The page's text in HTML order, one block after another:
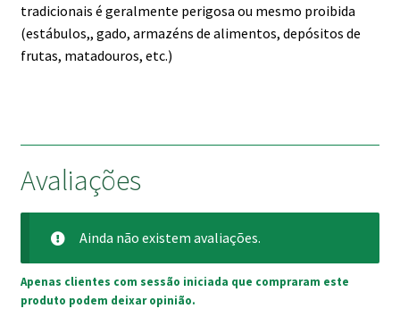
tradicionais é geralmente perigosa ou mesmo proibida
(estábulos,, gado, armazéns de alimentos, depósitos de
frutas, matadouros, etc.)
Avaliações
Ainda não existem avaliações.
Apenas clientes com sessão iniciada que compraram este
produto podem deixar opinião.